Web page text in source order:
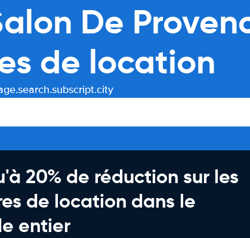
De
de location
20% de réduction sur les
de location dans le
entier